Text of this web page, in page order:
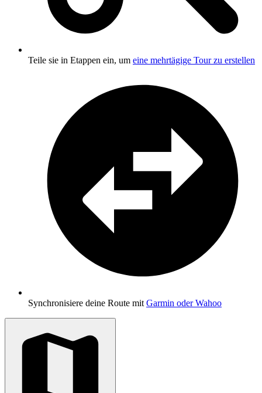
Teile sie in Etappen ein, um eine mehrtägige Tour zu erstellen
Synchronisiere deine Route mit Garmin oder Wahoo